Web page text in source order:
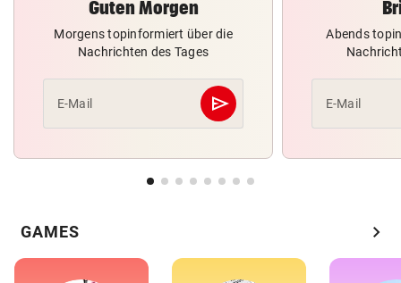
Guten Morgen
Morgens topinformiert über die
Nachrichten des Tages
E-Mail send
Abschicken
Abends
E-Mail
GAMES chevron_right